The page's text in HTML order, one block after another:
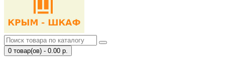
0 товар(ов) - 0.00 р.